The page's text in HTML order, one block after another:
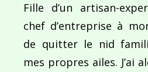
Fille d’un artisan-
chef d’entreprise à
de quitter le nid
mes propres ailes. J’ai